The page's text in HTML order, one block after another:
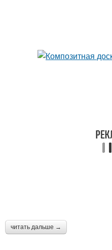
читать дальше →